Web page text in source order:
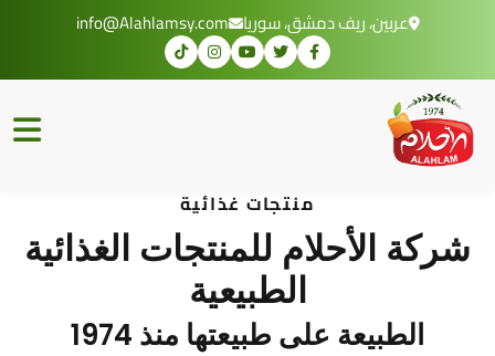
عربين، ريف دمشق، سوريا info@Alahlamsy.com
منتجات غذائية
شركة الأحلام للمنتجات الغذائية
الطبيعية
الطبيعة على طبيعتها منذ 1974